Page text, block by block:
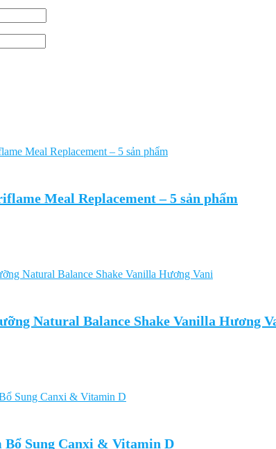
Meal Replacement – 5 sản phẩm
Natural Balance Shake Vanilla Hương
Bổ Sung Canxi & Vitamin D